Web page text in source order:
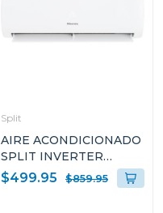
Split
AIRE ACONDICIONADO
SPLIT INVERTER
HISENSE DE 24000BTU
Y SEER19 ATR242C
$499.95 $859.95